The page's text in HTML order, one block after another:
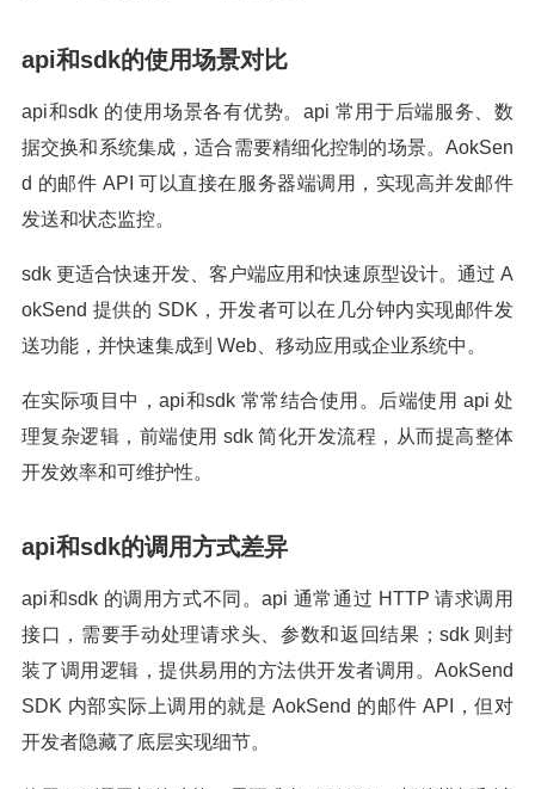
api和sdk的使用场景对比
api和sdk 的使用场景各有优势。api 常用于后端服务、数
据交换和系统集成，适合需要精细化控制的场景。AokSen
d 的邮件 API 可以直接在服务器端调用，实现高并发邮件
发送和状态监控。
sdk 更适合快速开发、客户端应用和快速原型设计。通过 A
okSend 提供的 SDK，开发者可以在几分钟内实现邮件发
送功能，并快速集成到 Web、移动应用或企业系统中。
在实际项目中，api和sdk 常常结合使用。后端使用 api 处
理复杂逻辑，前端使用 sdk 简化开发流程，从而提高整体
开发效率和可维护性。
api和sdk的调用方式差异
api和sdk 的调用方式不同。api 通常通过 HTTP 请求调用
接口，需要手动处理请求头、参数和返回结果；sdk 则封
装了调用逻辑，提供易用的方法供开发者调用。AokSend
SDK 内部实际上调用的就是 AokSend 的邮件 API，但对
开发者隐藏了底层实现细节。